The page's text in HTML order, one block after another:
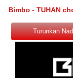
Bimbo - TUHAN